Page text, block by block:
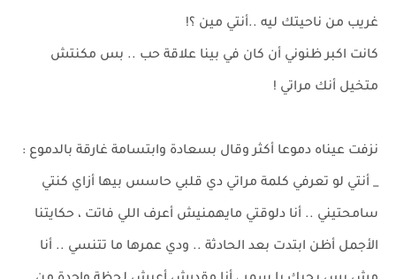
غريب من ناحيتك ليه ..أنتي مين ؟!
كانت اكبر ظنوني أن كان في بينا علاقة حب .. بس مكنتش
متخيل أنك مراتي !
نزفت عيناه دموعا أكثر وقال بسعادة وابتسامة غارقة بالدموع :
_ أنتي لو تعرفي كلمة مراتي دي قلبي حاسس بيها أزاي كنتي
سامحتيني .. أنا دلوقتي مايهمنيش أعرف اللي فاتت ، حكايتنا
الأجمل أظن ابتدت بعد الحادثة .. ودي عمرها ما تتنسي .. أنا